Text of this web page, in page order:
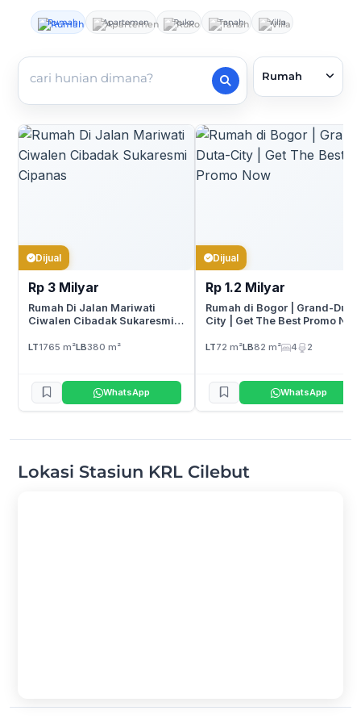
Rumah Apartemen Ruko Tanah Villa
Rumah
Dijual
Rp 3 Milyar
Rumah Di Jalan Mariwati
Ciwalen Cibadak Sukaresmi
LT1765 m²LB380 m²
WhatsApp
Dijual
Rp 1.2 Milyar
Rumah di Bogor | Grand-Duta-
City | Get The Best Promo Now
LT72 m²LB82 m² 4 2
WhatsApp
Lokasi Stasiun KRL Cilebut